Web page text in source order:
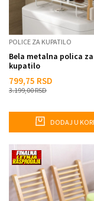
POLICE ZA KUPATILO
Bela metalna polica
kupatilo
799,75 RSD
3.199,00RSD
DODAJ U